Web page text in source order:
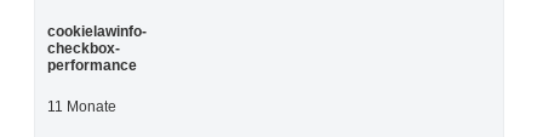
cookielawinfo-
checkbox-
performance
11 Monate